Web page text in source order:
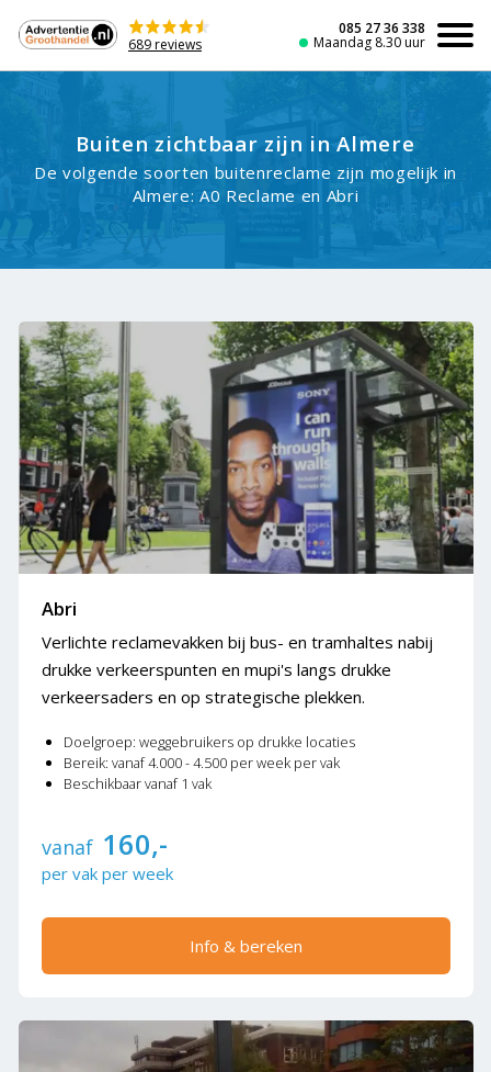
de
inhoud
689 reviews
085 27 36 338
Maandag 8.30 uur
Buiten zichtbaar zijn in Almere
De volgende soorten buitenreclame zijn mogelijk in
Almere: A0 Reclame en Abri
Abri
Verlichte reclamevakken bij bus- en tramhaltes nabij
drukke verkeerspunten en mupi's langs drukke
verkeersaders en op strategische plekken.
Doelgroep: weggebruikers op drukke locaties
Bereik: vanaf 4.000 - 4.500 per week per vak
Beschikbaar vanaf 1 vak
vanaf 160,-
per vak per week
Info & bereken